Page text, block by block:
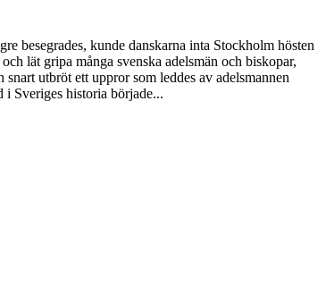
besegrades, kunde danskarna inta Stockholm hösten
lät gripa många svenska adelsmän och biskopar,
utbröt ett uppror som leddes av adelsmannen
i Sveriges historia började...